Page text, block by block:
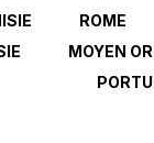
ROME
MOYEN